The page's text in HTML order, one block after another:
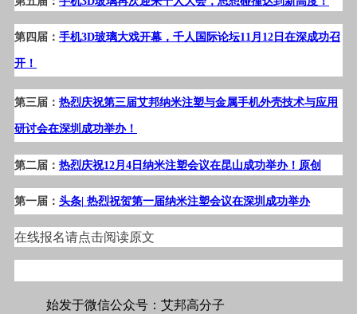
第四届： 手机3D玻璃大戏开幕，千人国际论坛11月12日在深成功召
开！
第三届： 热烈庆祝第三届艾邦纳米注塑与金属手机外壳技术与应用
研讨会在深圳成功举办！
第二届： 热烈庆祝12月4日纳米注塑会议在昆山成功举办！原创
第一届： 头条| 热烈祝贺第一届纳米注塑会议在深圳成功举办
在线报名请点击阅读原文
始发于微信公众号：艾邦高分子